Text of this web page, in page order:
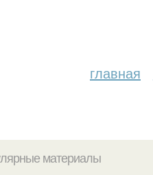
главная
материалы